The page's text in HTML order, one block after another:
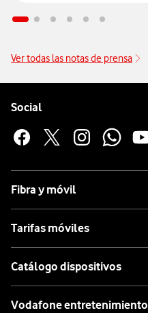
Ver todas las notas de prensa
Social
Fibra y móvil
Tarifas móviles
Catálogo dispositivos
Vodafone entretenimiento